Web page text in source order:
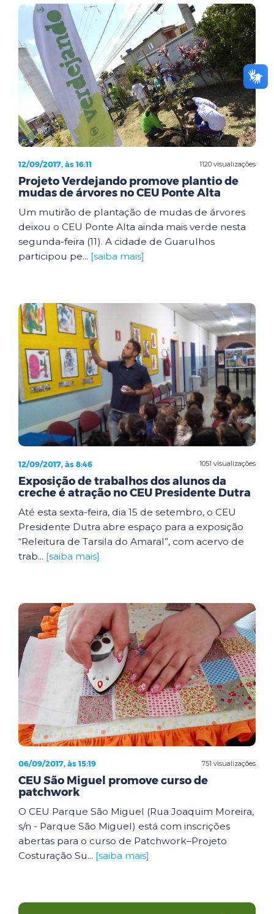
1120 visualizações
12/09/2017, às 16:11
Projeto Verdejando promove plantio de
mudas de árvores no CEU Ponte Alta
Um mutirão de plantação de mudas de árvores
deixou o CEU Ponte Alta ainda mais verde nesta
segunda-feira (11). A cidade de Guarulhos
participou pe... [saiba mais]
1051 visualizações
12/09/2017, às 8:46
Exposição de trabalhos dos alunos da
creche é atração no CEU Presidente Dutra
Até esta sexta-feira, dia 15 de setembro, o CEU
Presidente Dutra abre espaço para a exposição
“Releitura de Tarsila do Amaral”, com acervo de
trab... [saiba mais]
751 visualizações
06/09/2017, às 15:19
CEU São Miguel promove curso de
patchwork
O CEU Parque São Miguel (Rua Joaquim Moreira,
s/n - Parque São Miguel) está com inscrições
abertas para o curso de Patchwork–Projeto
Costuração Su... [saiba mais]